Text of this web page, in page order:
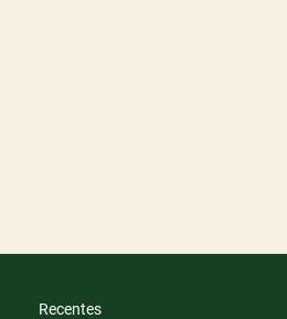
Recentes